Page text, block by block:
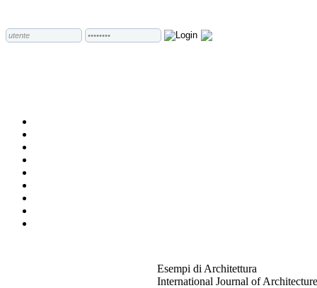
Esempi di Architettura
International Journal of